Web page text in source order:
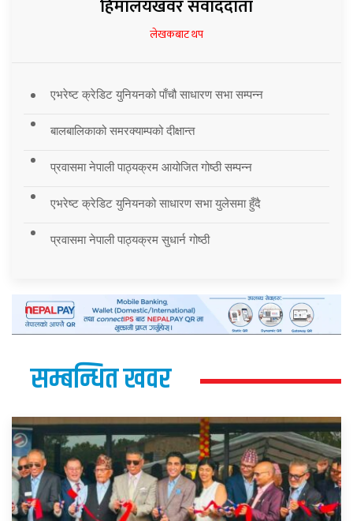
हिमालयखवर संवाददाता
लेखकबाट थप
एभरेष्ट क्रेडिट युनियनको पाँचौ साधारण सभा सम्पन्न
बालबालिकाको समरक्याम्पको दीक्षान्त
प्रवासमा नेपाली पाठ्यक्रम आयोजित गोष्ठी सम्पन्न
एभरेष्ट क्रेडिट युनियनको साधारण सभा युलेसमा हुँदै
प्रवासमा नेपाली पाठ्यक्रम सुधार्न गोष्ठी
सम्बन्धित खवर